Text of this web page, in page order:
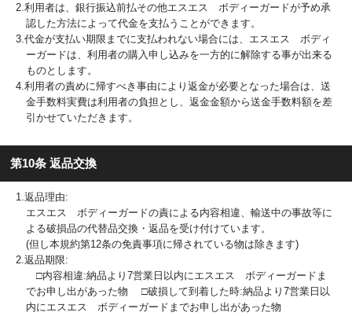
2.利用者は、銀行振込前払その他エスエス ボディーガードが予め承
認した方法によって代金を支払うことができます。
3.代金が支払い期限までに支払われない場合には、エスエス ボディ
ーガードは、利用者の購入申し込みを一方的に解除する事が出来る
ものとします。
4.利用者の責めに帰すべき事由により返金が必要となった場合は、送
金手数料実費は利用者の負担とし、返金金額から送金手数料額を差
引かせていただきます。
第10条 返品交換
1.返品理由:
エスエス ボディーガードの責による内容相違、輸送中の事故等に
よる破損品の代替品交換・返品を受け付けています。
(但し本規約第12条の免責事項に帰されている物は除きます)
2.返品期限:
□内容相違:納品より7営業日以内にエスエス ボディーガードま
でお申し出があった物 □破損して到着した時:納品より7営業日以
内にエスエス ボディーガードまでお申し出があった物